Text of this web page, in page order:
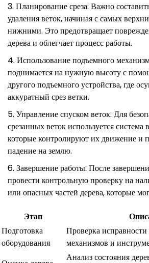
Планирование среза: Важно
удаления веток, начиная с самых
нижними. Это предотвращает
дерева и облегчает процесс работы.
Использование подъемного
поднимается на нужную высоту с
другого подъемного устройства, где
аккуратный срез ветки.
Управление спуском веток: Для
срезанных веток используется система
которые контролируют их движение и
падение на землю.
Завершение работы: После
провести контрольную проверку на
или опасных частей дерева, которые
Этап
Подготовка
оборудования
Проверка
механизмов и
Анализ состояния